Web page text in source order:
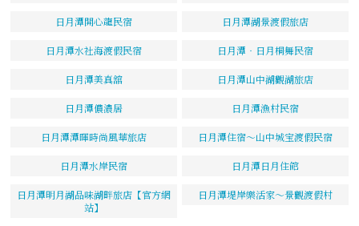
日月潭開心龍民宿 日月潭湖景渡假旅店
日月潭水社海渡假民宿 日月潭‧日月桐舞民宿
日月潭美真舘 日月潭山中湖觀湖旅店
日月潭儂濃居 日月潭漁村民宿
日月潭潭暉時尚風華旅店 日月潭住宿～山中城宝渡假民宿
日月潭水岸民宿 日月潭日月住館
日月潭明月湖品味湖畔旅店【官方網
站】
日月潭堤岸樂活家～景觀渡假村